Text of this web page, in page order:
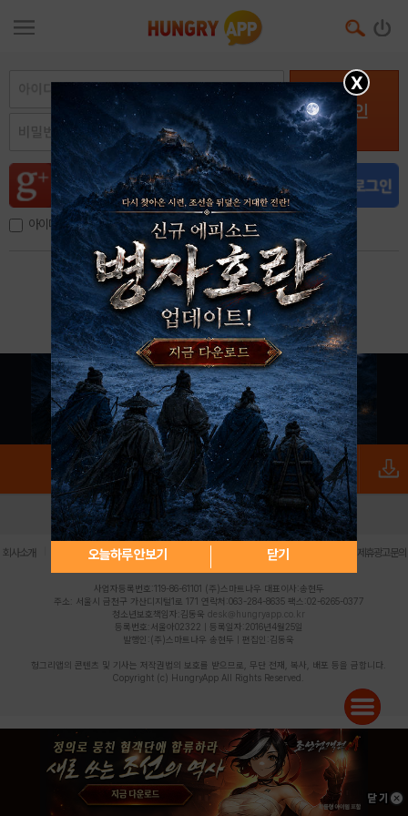
로그인
아이디, 이메일 저장
아이디 / 비밀번호 찾기 회원가입
X
오늘하루 안보기 닫기
로그인 PC버전 전체앱
회사소개 | 개인정보 처리방침 불법촬영물 신고센터 제휴광고문의
사업자등록번호:119-86-61101 (주)스마트나우 대표이사:송현두
주소: 서울시 금천구 가산디지털1로 171 연락처:063-284-8635 팩스:02-6265-0377
청소년보호책임자:김동욱 desk@hungryapp.co.kr
등록번호:서울아02322 | 등록일자:2016년4월25일
발행인:(주)스마트나우 송현두 | 편집인:김동욱
헝그리앱의 콘텐츠 및 기사는 저작권법의 보호를 받으므로, 무단 전재, 복사, 배포 등을 금합니다.
Copyright (c) HungryApp All Rights Reserved.